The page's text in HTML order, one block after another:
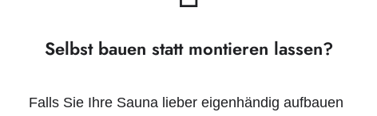
Selbst bauen statt montieren lassen?
Falls Sie Ihre Sauna lieber eigenhändig aufbauen